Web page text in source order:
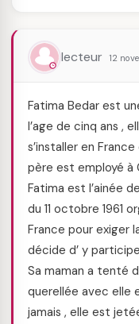
lecteur 12
Fatima Bedar est
l’age de cinq ans ,
s’installer en
père est employé à
Fatima est l’ainée
du 11 octobre 1961
France pour exiger
décide d’ y
Sa maman a tenté
querellée avec elle
jamais , elle est